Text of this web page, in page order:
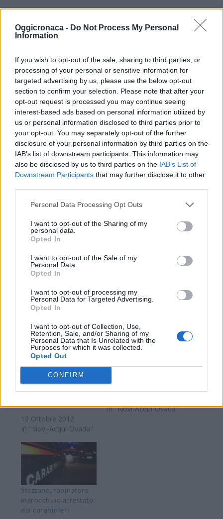
Oggicronaca - Do Not Process My Personal
Information
If you wish to opt-out of the sale, sharing to third parties, or
processing of your personal or sensitive information for
targeted advertising by us, please use the below opt-out
section to confirm your selection. Please note that after your
opt-out request is processed you may continue seeing
interest-based ads based on personal information utilized by
us or personal information disclosed to third parties prior to
your opt-out. You may separately opt-out of the further
disclosure of your personal information by third parties on the
IAB’s list of downstream participants. This information may
also be disclosed by us to third parties on the IAB’s List of
Downstream Participants that may further disclose it to other
Personal Data Processing Opt Outs
I want to opt-out of the Sharing of my
personal data.
Opted In
I want to opt-out of the Sale of my
Personal Data.
Opted In
I want to opt-out of processing my
Personal Data for Targeted Advertising.
Opted In
I want to opt-out of Collection, Use,
Retention, Sale, and/or Sharing of my
Personal Data that Is Unrelated with the
Purposes for which it was collected.
Opted Out
CONFIRM
Condividi:
WhatsApp
Stampa
Correlati
STAZZANO: In casa
anabolizzanti proibiti
e droga, nei guai un
operaio e il gestore di
19 Ottobre 2012
In "Novi-Acqui-Ovada"
e viene ritrovato
In "Novi-Acqui-Ovada"
Stazzano, rapinatore
marocchino arrestato
dai carabinieri